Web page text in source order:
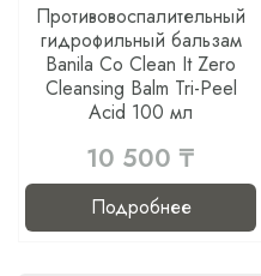
Противовоспалительный
гидрофильный бальзам
Banila Co Clean It Zero
Cleansing Balm Tri-Peel
Acid 100 мл
10 500 ₸
Подробнее